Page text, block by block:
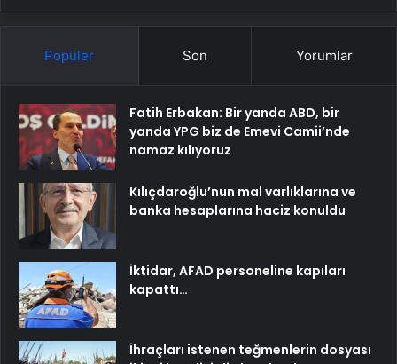
Popüler Son Yorumlar
Fatih Erbakan: Bir yanda ABD, bir
yanda YPG biz de Emevi Camii’nde
namaz kılıyoruz
Kılıçdaroğlu’nun mal varlıklarına ve
banka hesaplarına haciz konuldu
İktidar, AFAD personeline kapıları
kapattı…
İhraçları istenen teğmenlerin dosyası